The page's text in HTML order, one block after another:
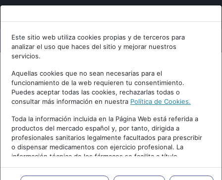
Este sitio web utiliza cookies propias y de terceros para
analizar el uso que haces del sitio y mejorar nuestros
servicios.
Aquellas cookies que no sean necesarias para el
funcionamiento de la web requieren tu consentimiento.
Puedes aceptar todas las cookies, rechazarlas todas o
consultar más información en nuestra Política de Cookies.
Toda la información incluida en la Página Web está referida a
productos del mercado español y, por tanto, dirigida a
profesionales sanitarios legalmente facultados para prescribir
o dispensar medicamentos con ejercicio profesional. La
información técnica de los fármacos se facilita a título
meramente informativo, siendo responsabilidad de los
profesionales facultados prescribir medicamentos y decidir, en